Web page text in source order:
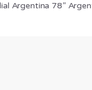
Argentina 78”